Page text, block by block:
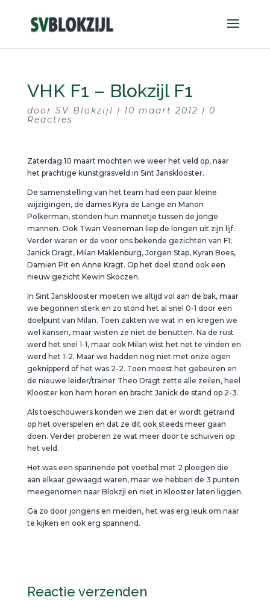
VHK F1 – Blokzijl F1
door SV Blokzijl | 10 maart 2012 | 0
Reacties
Zaterdag 10 maart mochten we weer het veld op, naar
het prachtige kunstgrasveld in Sint Jansklooster.
De samenstelling van het team had een paar kleine
wijzigingen, de dames Kyra de Lange en Manon
Polkerman, stonden hun mannetje tussen de jonge
mannen. Ook Twan Veeneman liep de longen uit zijn lijf.
Verder waren er de voor ons bekende gezichten van F1;
Janick Dragt, Milan Maklenburg, Jorgen Stap, Kyran Boes,
Damien Pit en Anne Kragt. Op het doel stond ook een
nieuw gezicht Kewin Skoczen.
In Sint Jansklooster moeten we altijd vol aan de bak, maar
we begonnen sterk en zo stond het al snel 0-1 door een
doelpunt van Milan. Toen zakten we wat in en kregen we
wel kansen, maar wisten ze niet de benutten. Na de rust
werd het snel 1-1, maar ook Milan wist het net te vinden en
werd het 1-2. Maar we hadden nog niet met onze ogen
geknipperd of het was 2-2. Toen moest het gebeuren en
de nieuwe leider/trainer Theo Dragt zette alle zeilen, heel
Klooster kon hem horen en bracht Janick de stand op 2-3.
Als toeschouwers konden we zien dat er wordt getraind
op het overspelen en dat ze dit ook steeds meer gaan
doen. Verder proberen ze wat meer door te schuiven op
het veld.
Het was een spannende pot voetbal met 2 ploegen die
aan elkaar gewaagd waren, maar we hebben de 3 punten
meegenomen naar Blokzjl en niet in Klooster laten liggen.
Ga zo door jongens en meiden, het was erg leuk om naar
te kijken en ook erg spannend.
Reactie verzenden